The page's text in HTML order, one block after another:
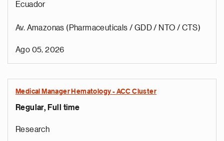
Ecuador
Av. Amazonas (Pharmaceuticals / GDD / NTO / CTS)
Ago 05, 2026
Medical Manager Hematology - ACC Cluster
Regular, Full time
Research